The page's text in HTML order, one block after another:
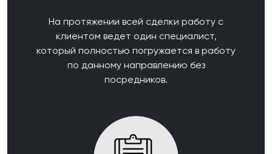
На протяжении всей сделки работу с
клиентом ведет один специалист,
который полностью погружается в работу
по данному направлению без
посредников.